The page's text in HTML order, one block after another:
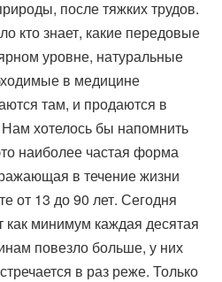
после тяжких трудов.
кто знает, какие передовые
уровне, натуральные
в медицине
там, и продаются в
хотелось бы напомнить
наиболее частая форма
в течение жизни
от 13 до 90 лет. Сегодня
как минимум каждая десятая
повезло больше, у них
в раз реже. Только